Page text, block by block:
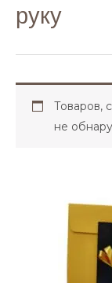
руку
Товаров,
не